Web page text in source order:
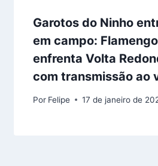
Garotos do Ninho
em campo: Flamengo
enfrenta Volta
com transmissão ao
Por Felipe 17 de janeiro de